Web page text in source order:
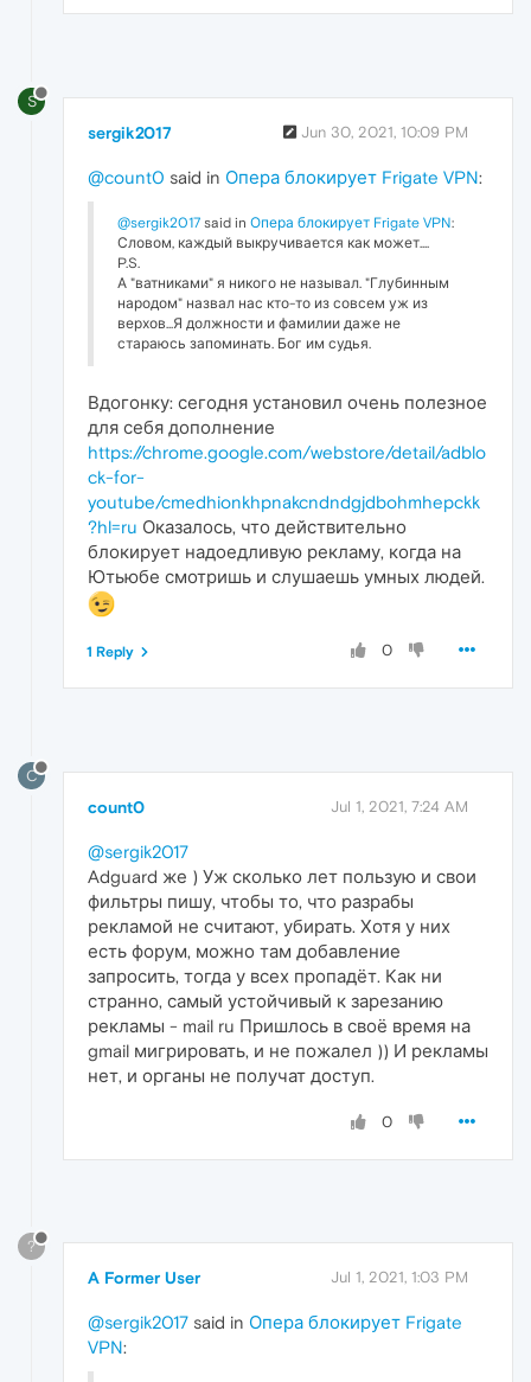
S
sergik2017 Jun 30, 2021, 10:09 PM
@count0 said in Опера блокирует Frigate VPN:
@sergik2017 said in Опера блокирует Frigate VPN:
Словом, каждый выкручивается как может....
P.S.
А "ватниками" я никого не называл. "Глубинным
народом" назвал нас кто-то из совсем уж из
верхов...Я должности и фамилии даже не
стараюсь запоминать. Бог им судья.
Вдогонку: сегодня установил очень полезное
для себя дополнение
https://chrome.google.com/webstore/detail/adblo
ck-for-
youtube/cmedhionkhpnakcndndgjdbohmhepckk
?hl=ru Оказалось, что действительно
блокирует надоедливую рекламу, когда на
Ютьюбе смотришь и слушаешь умных людей.
0
1 Reply
C
count0 Jul 1, 2021, 7:24 AM
@sergik2017
Adguard же ) Уж сколько лет пользую и свои
фильтры пишу, чтобы то, что разрабы
рекламой не считают, убирать. Хотя у них
есть форум, можно там добавление
запросить, тогда у всех пропадёт. Как ни
странно, самый устойчивый к зарезанию
рекламы - mail ru Пришлось в своё время на
gmail мигрировать, и не пожалел )) И рекламы
нет, и органы не получат доступ.
0
?
A Former User Jul 1, 2021, 1:03 PM
@sergik2017 said in Опера блокирует Frigate
VPN: